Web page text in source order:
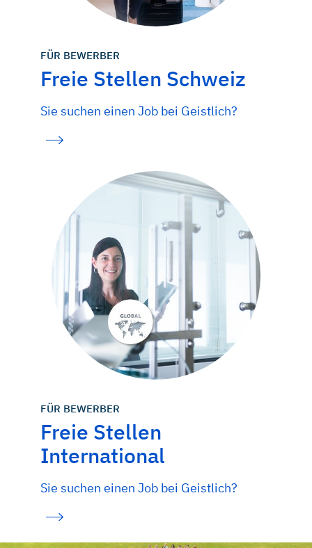
FÜR BEWERBER
Freie Stellen Schweiz
Sie suchen einen Job bei Geistlich?
FÜR BEWERBER
Freie Stellen
International
Sie suchen einen Job bei Geistlich?